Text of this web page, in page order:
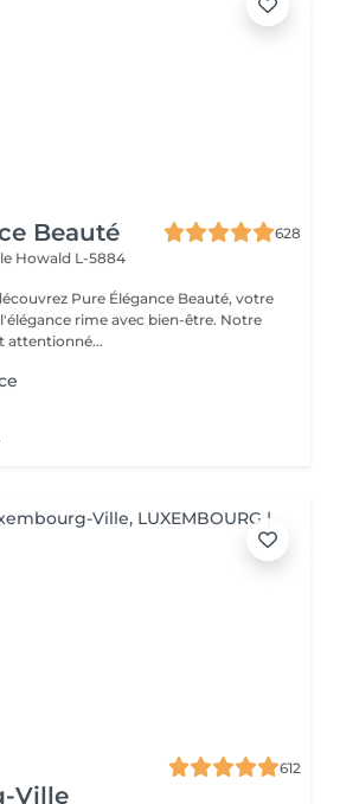
Beauté
628
Howald L-5884
Pure Élégance Beauté, votre
rime avec bien-être. Notre
attentionné...
Ville
612